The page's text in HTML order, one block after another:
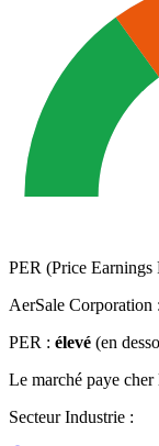
PER (Price Earnings
AerSale Corporation :
PER : élevé (en
Le marché paye cher
Secteur Industrie :